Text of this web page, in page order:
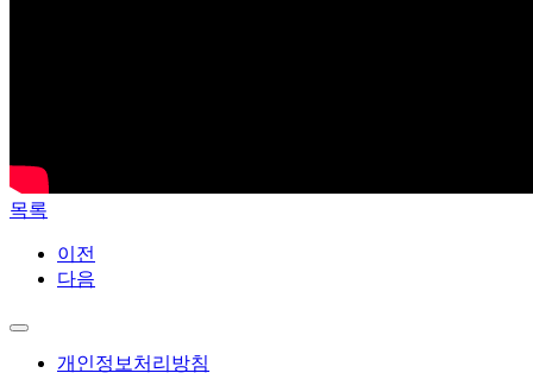
목록
이전
다음
개인정보처리방침